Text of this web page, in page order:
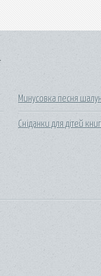
Минусовка песня
Сніданки для дітей